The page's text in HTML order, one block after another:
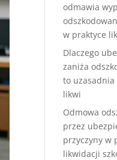
odmawia
w praktyce
Dlaczego
zaniża
to uzasadnia
likwi
Odmowa
przez
przyczyny w
likwidacji